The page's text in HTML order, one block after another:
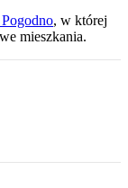
, w której
mieszkania.